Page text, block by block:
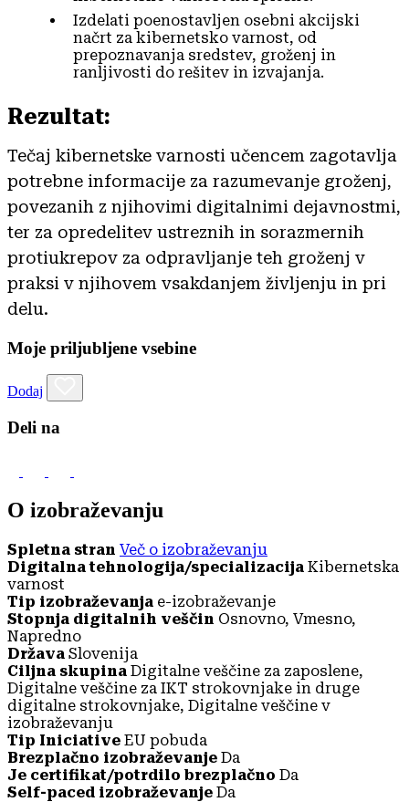
Izdelati poenostavljen osebni akcijski
načrt za kibernetsko varnost, od
prepoznavanja sredstev, groženj in
ranljivosti do rešitev in izvajanja.
Rezultat:
Tečaj kibernetske varnosti učencem zagotavlja
potrebne informacije za razumevanje groženj,
povezanih z njihovimi digitalnimi dejavnostmi,
ter za opredelitev ustreznih in sorazmernih
protiukrepov za odpravljanje teh groženj v
praksi v njihovem vsakdanjem življenju in pri
delu.
Moje priljubljene vsebine
Dodaj
Deli na
O izobraževanju
Spletna stran Več o izobraževanju
Digitalna tehnologija/specializacija Kibernetska
varnost
Tip izobraževanja e-izobraževanje
Stopnja digitalnih veščin Osnovno, Vmesno,
Napredno
Država Slovenija
Ciljna skupina Digitalne veščine za zaposlene,
Digitalne veščine za IKT strokovnjake in druge
digitalne strokovnjake, Digitalne veščine v
izobraževanju
Tip Iniciative EU pobuda
Brezplačno izobraževanje Da
Je certifikat/potrdilo brezplačno Da
Self-paced izobraževanje Da